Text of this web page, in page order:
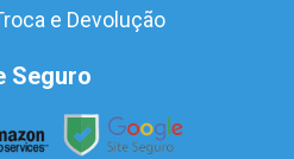
e Devolução
Seguro